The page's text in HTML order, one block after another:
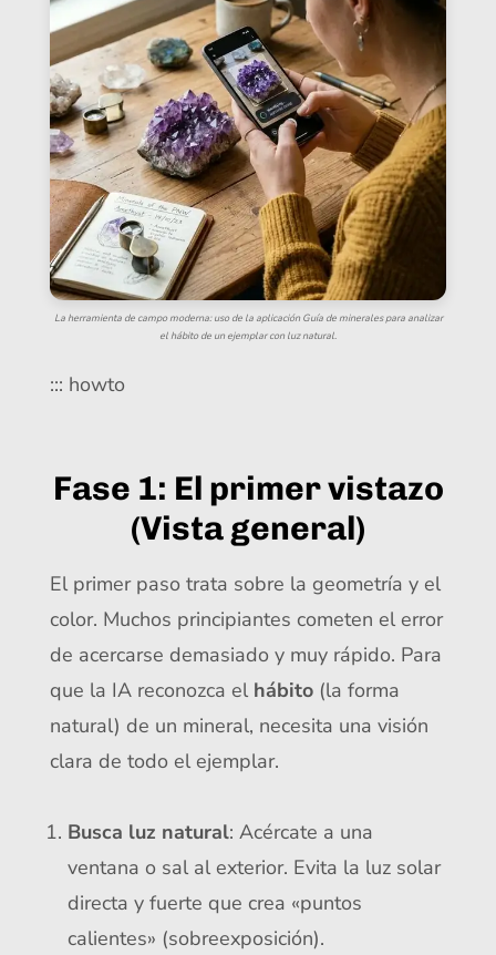
La herramienta de campo moderna: uso de la aplicación Guía de minerales para analizar
el hábito de un ejemplar con luz natural.
::: howto
Fase 1: El primer vistazo
(Vista general)
El primer paso trata sobre la geometría y el
color. Muchos principiantes cometen el error
de acercarse demasiado y muy rápido. Para
que la IA reconozca el hábito(la forma
natural) de un mineral, necesita una visión
clara de todo el ejemplar.
Busca luz natural: Acércate a una
ventana o sal al exterior. Evita la luz solar
directa y fuerte que crea «puntos
calientes» (sobreexposición).